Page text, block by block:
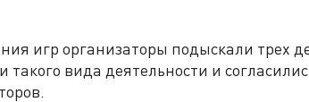
игр организаторы подыскали трех
такого вида деятельности и